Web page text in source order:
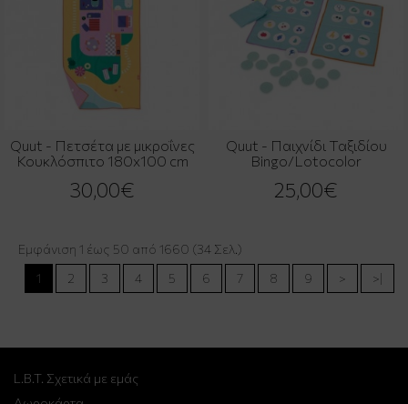
Quut - Πετσέτα με μικροΐνες
Κουκλόσπιτο 180x100 cm
30,00€
Quut - Παιχνίδι Ταξιδίου
Bingo/Lotocolor
25,00€
Εμφάνιση 1 έως 50 από 1660 (34 Σελ.)
1
2 3 4 5 6 7 8 9 > >|
L.B.T. Σχετικά με εμάς